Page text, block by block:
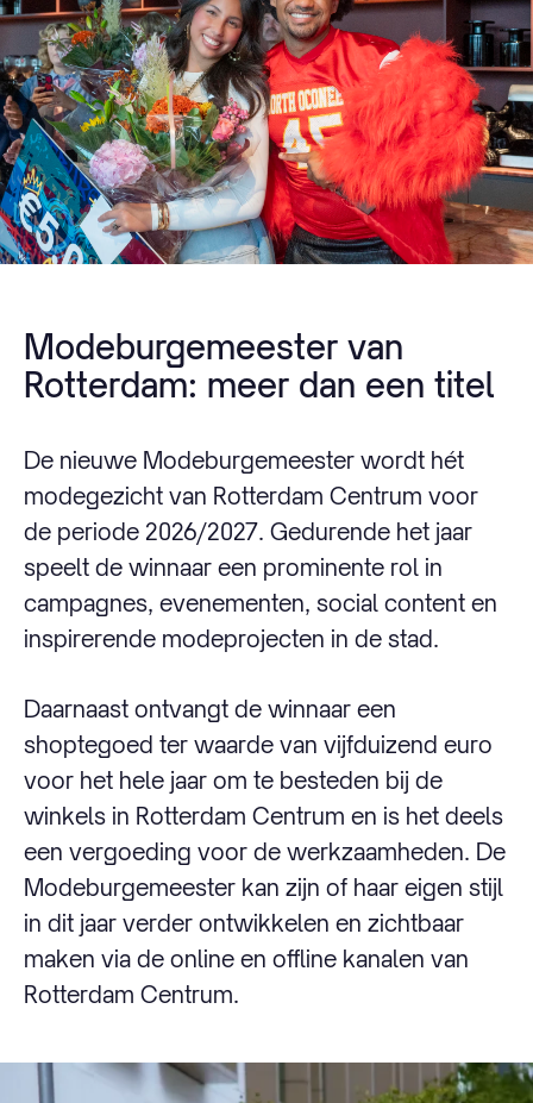
Modeburgemeester van
Rotterdam: meer dan een titel
De nieuwe Modeburgemeester wordt hét
modegezicht van Rotterdam Centrum voor
de periode 2026/2027. Gedurende het jaar
speelt de winnaar een prominente rol in
campagnes, evenementen, social content en
inspirerende modeprojecten in de stad.
Daarnaast ontvangt de winnaar een
shoptegoed ter waarde van vijfduizend euro
voor het hele jaar om te besteden bij de
winkels in Rotterdam Centrum en is het deels
een vergoeding voor de werkzaamheden. De
Modeburgemeester kan zijn of haar eigen stijl
in dit jaar verder ontwikkelen en zichtbaar
maken via de online en offline kanalen van
Rotterdam Centrum.